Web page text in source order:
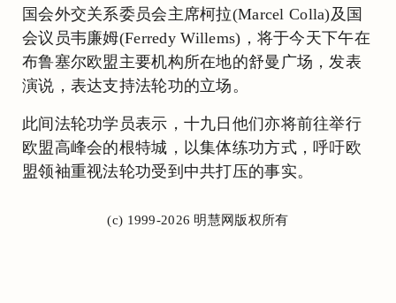
国会外交关系委员会主席柯拉(Marcel Colla)及国
会议员韦廉姆(Ferredy Willems)，将于今天下午在
布鲁塞尔欧盟主要机构所在地的舒曼广场，发表
演说，表达支持法轮功的立场。
此间法轮功学员表示，十九日他们亦将前往举行
欧盟高峰会的根特城，以集体练功方式，呼吁欧
盟领袖重视法轮功受到中共打压的事实。
(c) 1999-2026 明慧网版权所有